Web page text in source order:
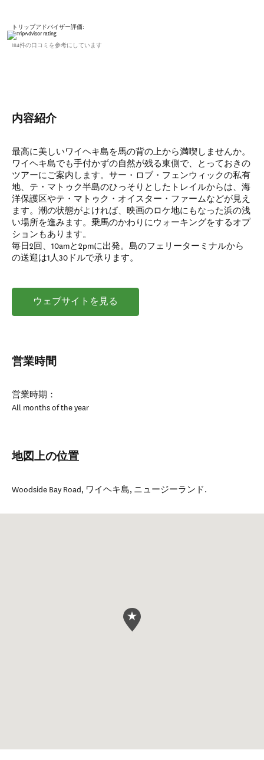
トリップアドバイザー評価:
184件の口コミを参考にしています
内容紹介
最高に美しいワイヘキ島を馬の背の上から満喫しませんか。
ワイヘキ島でも手付かずの自然が残る東側で、とっておきの
ツアーにご案内します。サー・ロブ・フェンウィックの私有
地、テ・マトゥク半島のひっそりとしたトレイルからは、海
洋保護区やテ・マトゥク・オイスター・ファームなどが見え
ます。潮の状態がよければ、映画のロケ地にもなった浜の浅
い場所を進みます。乗馬のかわりにウォーキングをするオプ
ションもあります。
毎日2回、10amと2pmに出発。島のフェリーターミナルから
の送迎は1人30ドルで承ります。
ウェブサイトを見る
営業時間
営業時期：
All months of the year
地図上の位置
Woodside Bay Road, ワイヘキ島, ニュージーランド.